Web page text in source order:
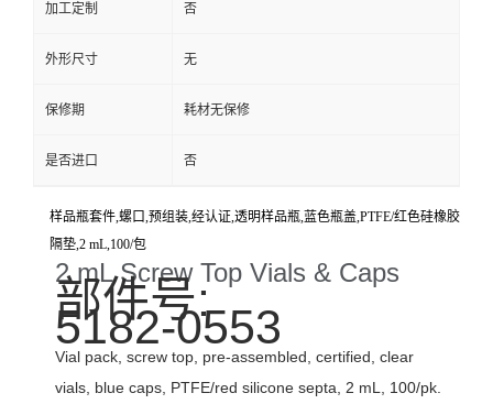
加工定制 否
外形尺寸 无
保修期 耗材无保修
是否进口 否
样品瓶套件,螺口,预组装,经认证,透明样品瓶,蓝色瓶盖,PTFE/红色硅橡胶
隔垫,2 mL,100/包
2 mL Screw Top Vials & Caps
部件号:
5182-0553
Vial pack, screw top, pre-assembled, certified, clear
vials, blue caps, PTFE/red silicone septa, 2 mL, 100/pk.